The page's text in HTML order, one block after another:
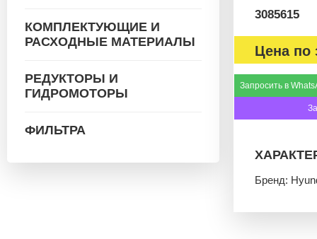
КОМПЛЕКТУЮЩИЕ И
РАСХОДНЫЕ МАТЕРИАЛЫ
РЕДУКТОРЫ И
ГИДРОМОТОРЫ
ФИЛЬТРА
3085615
Цена по
Запросить в
Бренд: